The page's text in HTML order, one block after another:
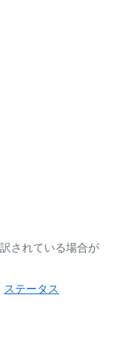
されている場合が
ステータス